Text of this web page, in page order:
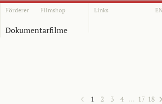
Förderer Filmshop Links EN
Dokumentarfilme
1 2 3 4 … 17 18